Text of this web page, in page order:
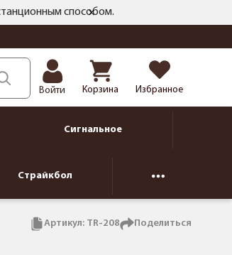
способом.
Войти Корзина Избранное
Сигнальное
Страйкбол
Артикул: TR-208 Поделиться